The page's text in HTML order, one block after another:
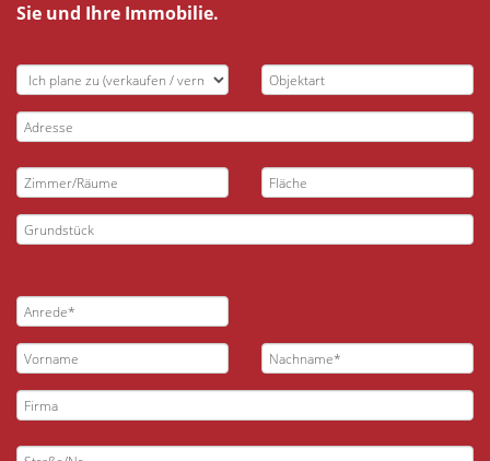
Sie und Ihre Immobilie.